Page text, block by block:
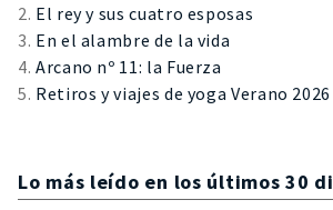
El rey y sus cuatro esposas
En el alambre de la vida
Arcano nº 11: la Fuerza
Retiros y viajes de yoga Verano
Lo más leído en los últimos 30